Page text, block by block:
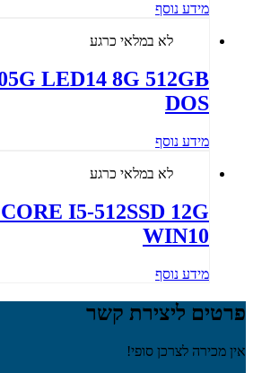
מידע נוסף
לא במלאי כרגע
LED14 8G 512GB
DOS
מידע נוסף
לא במלאי כרגע
I5-512SSD 12G
WIN10
מידע נוסף
פרטים ליצירת קשר
אין מכירה לצרכן סופי!